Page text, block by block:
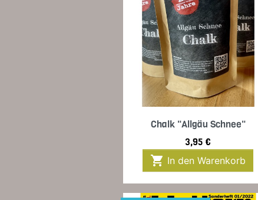
 Vorschau
Chalk "Allgäu Schnee"
Preis
3,95 €
 In den Warenkorb